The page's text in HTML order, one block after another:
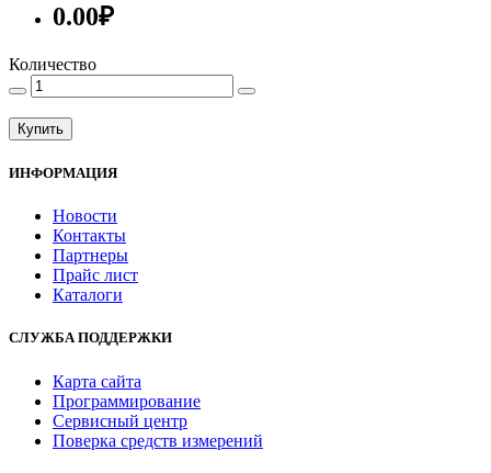
0.00₽
Количество
Купить
ИНФОРМАЦИЯ
Новости
Контакты
Партнеры
Прайс лист
Каталоги
СЛУЖБА ПОДДЕРЖКИ
Карта сайта
Программирование
Сервисный центр
Поверка средств измерений